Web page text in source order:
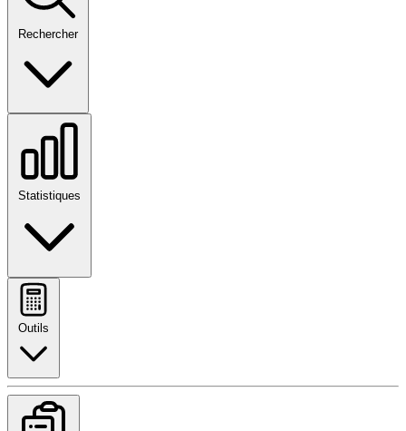
Rechercher
Statistiques
Outils